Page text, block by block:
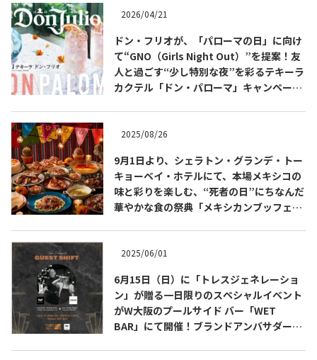
COPYRIGHT © JUAST All rights reserved.
2026/04/21
ドン・フリオが、「パローマの日」に向け
て“GNO（Girls Night Out）”を提案！友
人と過ごす“少し特別な夜”を彩るテキーラ
カクテル「ドン・パローマ」キャンペーン
2025/08/26
9月1日より、シェラトン・グランデ・トー
キョーベイ・ホテルにて、本場メキシコの
味と彩りを楽しむ、“死者の日”にちなんだ
華やかな食の祭典「メキシカンブッフェ」
2025/06/01
6月15日（日）に「トレスジェネレーショ
ン」が贈る一日限りのスペシャルイベント
がW大阪のプールサイド バー「WET
BAR」にて開催！ブランドアンバサダーの